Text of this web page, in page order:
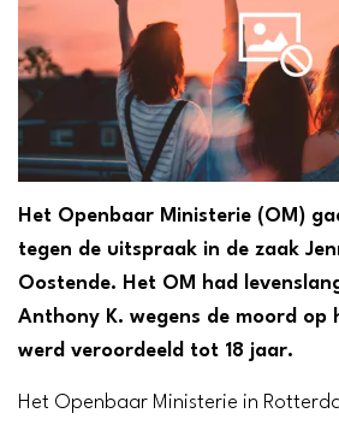
Het Openbaar Ministerie (OM)
tegen de uitspraak in de zaak
Oostende. Het OM had
Anthony K. wegens de moord op
werd veroordeeld tot 18 jaar.
Het Openbaar Ministerie in